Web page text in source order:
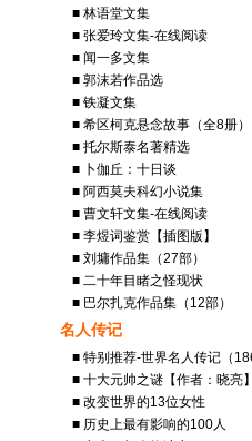
■ 林语堂文集
■ 张爱玲文集-在线阅读
■ 闻一多文集
■ 郭沫若作品选
■ 铁凝文集
■ 希区柯克悬念故事（全8册）
■ 托尔斯泰名著精选
■ 卜伽丘：十日谈
■ 阿西莫夫科幻小说集
■ 曹文轩文集-在线阅读
■ 李煜词鉴赏【插图版】
■ 刘墉作品集（27部）
■ 二十年目睹之怪现状
■ 巴尔扎克作品集（12部）
名人传记
■ 特别推荐-世界名人传记（
■ 十大元帅之谜【作者：晓亮】
■ 改变世界的13位女性
■ 历史上最有影响的100人